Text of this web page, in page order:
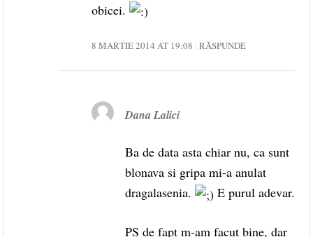
obicei.
8 MARTIE 2014 AT 19:08 RĂSPUNDE
Dana Lalici
Ba de data asta chiar nu, ca sunt
blonava si gripa mi-a anulat
dragalasenia.
E purul adevar.
PS de fapt m-am facut bine, dar